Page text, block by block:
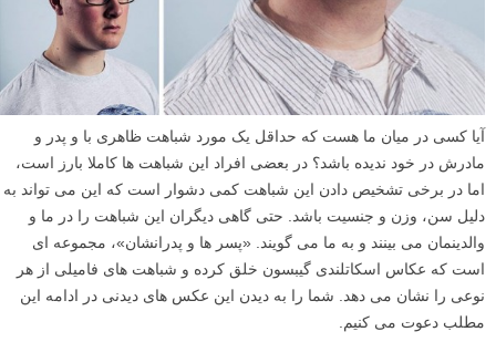
آیا کسی در میان ما هست که حداقل یک مورد شباهت ظاهری با و پدر و
مادرش در خود ندیده باشد؟ در بعضی افراد این شباهت ها کاملا بارز است،
اما در برخی تشخیص دادن این شباهت کمی دشوار است که این می تواند به
دلیل سن، وزن و جنسیت باشد. حتی گاهی دیگران این شباهت را در ما و
والدینمان می بینند و به ما می گویند. «پسر ها و پدرانشان»، مجموعه ای
است که عکاس اسکاتلندی گیبسون خلق کرده و شباهت های فامیلی از هر
نوعی را نشان می دهد. شما را به دیدن این عکس های دیدنی در ادامه این
مطلب دعوت می کنیم.